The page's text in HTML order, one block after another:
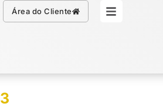
Área do Cliente Simule seu Crédito